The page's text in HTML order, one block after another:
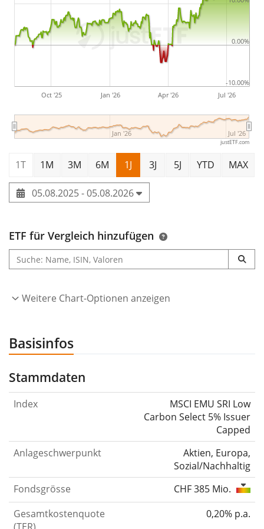
wurdeam 15. Dezember 2017 in Luxemburg
aufgelegt.
Oct '25 Jan '26 Apr '26 Jul '26
Jan '26 Jul '26
-10.00%
0.00%
justETF.com
1T 1M 3M 6M 1J 3J 5J YTD MAX
05.08.2025 - 05.08.2026
ETF für Vergleich hinzufügen
Weitere Chart-Optionen anzeigen
Basisinfos
Stammdaten
Index
MSCI EMU SRI Low
Carbon Select 5% Issuer
Capped
Anlageschwerpunkt
Aktien, Europa,
Sozial/Nachhaltig
Fondsgrösse
CHF 385 Mio.
Gesamtkostenquote
0,20% p.a.